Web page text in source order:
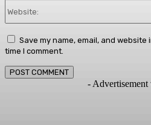
Save my name, email, and
time I comment.
- Advertisement